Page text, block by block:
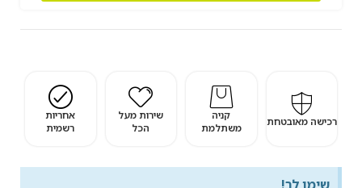
רכישה מאובטחת
קניה
משתלמת
שירות מעל
הכל
אחריות
רשמית